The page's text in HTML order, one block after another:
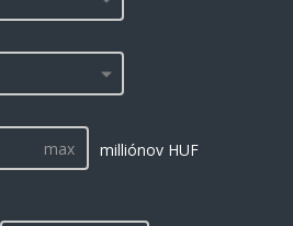
milliónov HUF